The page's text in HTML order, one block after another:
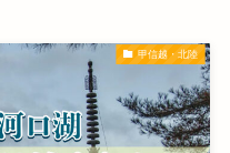
甲信越・北陸